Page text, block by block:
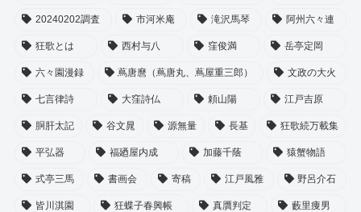
20240202調査 市河米庵 滝沢馬琴 阿州六々連
狂歌とは 西村与八 窪俊満 岳亭定岡
六々園漫録 蔦唐麿（蔦唐丸、蔦屋重三郎） 文政の大火
七言律詩 大窪詩仏 頼山陽 江戸吉原
胴肝太記 谷文晁 源無量 長基 狂歌続万載集
平弘器 福廼屋内成 加藤千蔭 猿蟹物語
式亭三馬 書画会 寄稿 江戸風雅 野呂介石
皆川淇園 狂蝶子春興帳 真贋判定 藪里痩男